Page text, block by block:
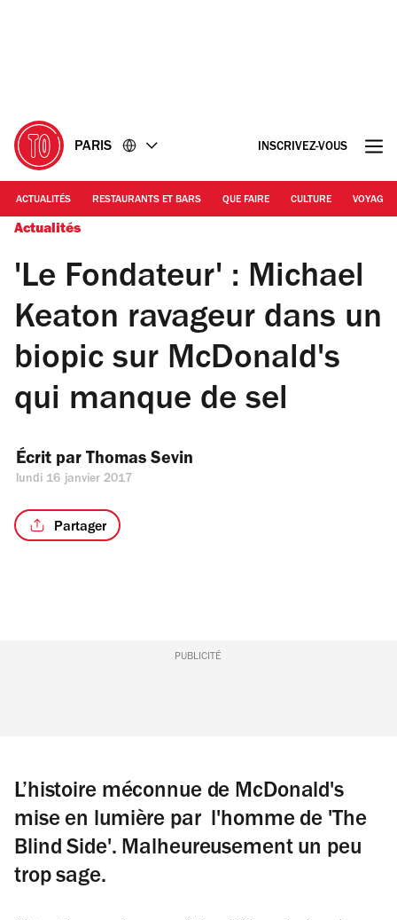
PARIS INSCRIVEZ-VOUS
ACTUALITÉS RESTAURANTS ET BARS QUE FAIRE CULTURE VOYAGE
Actualités
'Le Fondateur' : Michael
Keaton ravageur dans un
biopic sur McDonald's
qui manque de sel
Écrit par Thomas Sevin
lundi 16 janvier 2017
Partager
PUBLICITÉ
L’histoire méconnue de McDonald's
mise en lumière par l'homme de 'The
Blind Side'. Malheureusement un peu
trop sage.